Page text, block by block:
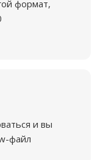
формат,
и вы
файл